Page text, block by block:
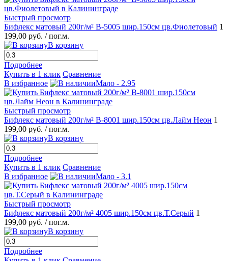
Быстрый просмотр
Бифлекс матовый 200г/м² B-5005 шир.150см цв.Фиолетовый 1
199,00 руб. / пог.м.
В корзину
Подробнее
Купить в 1 клик Сравнение
В избранное
Мало - 2.95
Быстрый просмотр
Бифлекс матовый 200г/м² B-8001 шир.150см цв.Лайм Неон 1
199,00 руб. / пог.м.
В корзину
Подробнее
Купить в 1 клик Сравнение
В избранное
Мало - 3.1
Быстрый просмотр
Бифлекс матовый 200г/м² 4005 шир.150см цв.Т.Серый 1
199,00 руб. / пог.м.
В корзину
Подробнее